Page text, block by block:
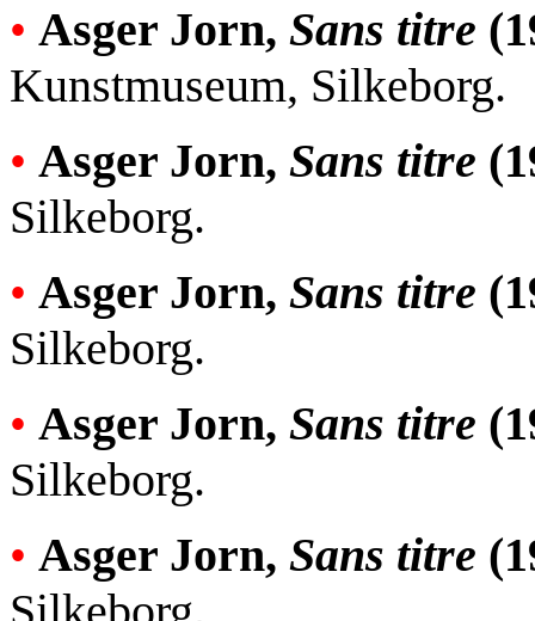
• Asger Jorn, Sans titre
Kunstmuseum, Silkeborg.
• Asger Jorn, Sans titre
Silkeborg.
• Asger Jorn, Sans titre
Silkeborg.
• Asger Jorn, Sans titre
Silkeborg.
• Asger Jorn, Sans titre